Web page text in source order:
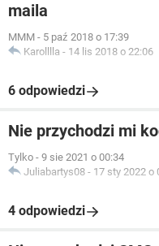
maila
MMM - 5 paź 2018 o 17:39
Karolllla - 14 lis 2018 o 22:06
6 odpowiedzi
Nie przychodzi mi
Tylko - 9 sie 2021 o 00:34
Juliabartys08 - 17 sty 2022 o
4 odpowiedzi